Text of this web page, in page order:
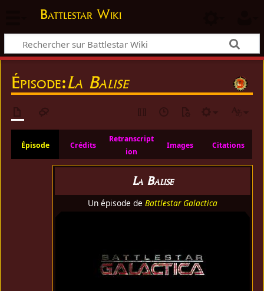
Battlestar Wiki
Épisode:La Balise
Épisode Crédits
Retranscript
ion
Images Citations
La Balise
Un épisode de Battlestar Galactica